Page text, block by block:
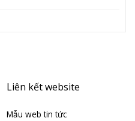
Liên kết website
Mẫu web tin tức